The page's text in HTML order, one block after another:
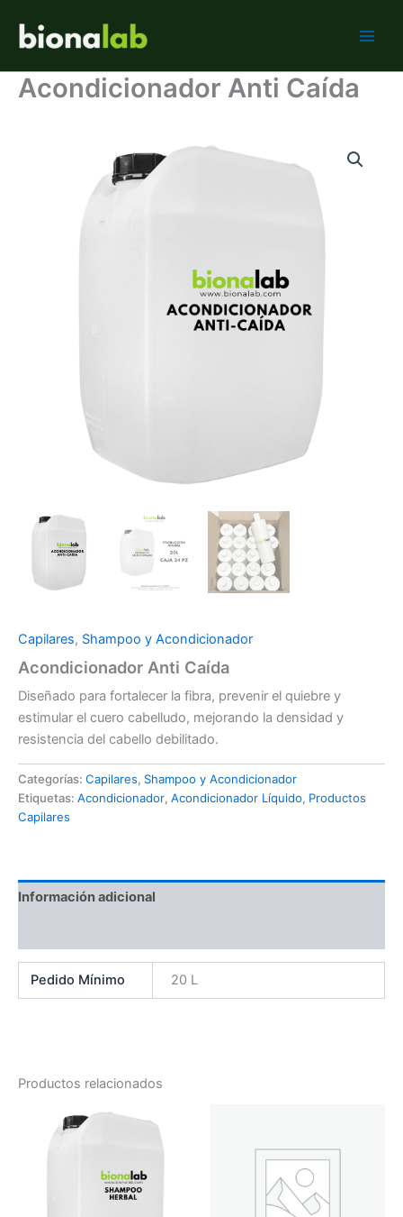
contenido
Acondicionador Anti Caída
Capilares, Shampoo y Acondicionador
Acondicionador Anti Caída
Diseñado para fortalecer la fibra, prevenir el quiebre y
estimular el cuero cabelludo, mejorando la densidad y
resistencia del cabello debilitado.
Categorías: Capilares, Shampoo y Acondicionador
Etiquetas: Acondicionador, Acondicionador Líquido, Productos
Capilares
Información adicional
Pedido Mínimo 20 L
Productos relacionados